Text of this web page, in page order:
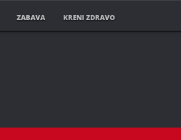
ZABAVA KRENI ZDRAVO